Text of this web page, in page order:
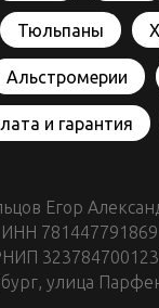
Тюльпаны
Альстромерии
и гарантия
Егор
ИНН 781447791869
улица